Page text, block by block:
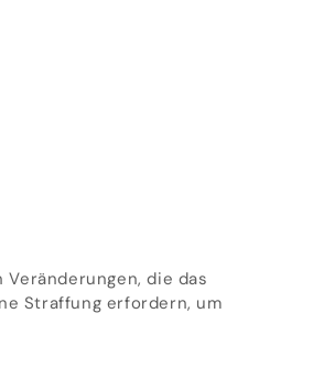
die das
Straffung erfordern, um